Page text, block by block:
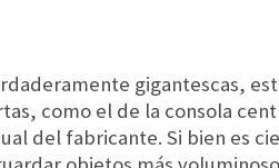
gigantescas,
como el de la consola
del fabricante. Si bien es